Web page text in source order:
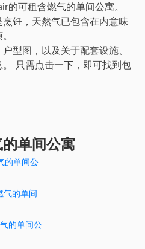
的可租含燃气的单间公寓。
饪，天然气已包含在内意味
型图，以及关于配套设施、
只需点击一下，即可找到包
单间公寓
的单间公
气的单间
的单间公